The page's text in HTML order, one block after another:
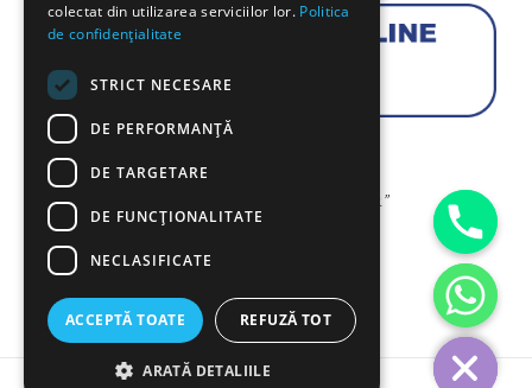
“To plant a garden is to believe in tomorrow.”
Audrey Hepburn
Hide
chaty
colectat din utilizarea serviciilor lor. Politica
de confidențialitate
STRICT NECESARE
DE PERFORMANȚĂ
DE TARGETARE
DE FUNCŢIONALITATE
NECLASIFICATE
ACCEPTĂ TOATE REFUZĂ TOT
ARATĂ DETALIILE